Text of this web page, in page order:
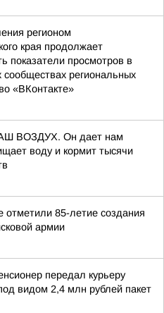
регионом
края продолжает
показатели просмотров в
региональных
«ВКонтакте»
ВОЗДУХ. Он дает нам
воду и кормит тысячи
отметили 85-летие создания
армии
передал курьеру
видом 2,4 млн рублей пакет